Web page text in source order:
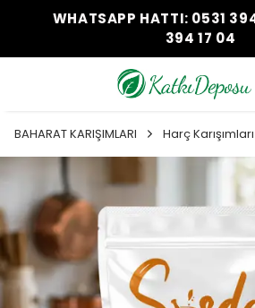
WHATSAPP HATTI: 0531
394 17 04
BAHARAT KARIŞIMLARI Harç Karışımları